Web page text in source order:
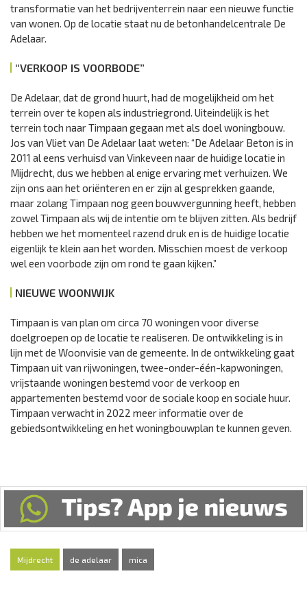
transformatie van het bedrijventerrein naar een nieuwe functie
van wonen. Op de locatie staat nu de betonhandelcentrale De
Adelaar.
“VERKOOP IS VOORBODE”
De Adelaar, dat de grond huurt, had de mogelijkheid om het
terrein over te kopen als industriegrond. Uiteindelijk is het
terrein toch naar Timpaan gegaan met als doel woningbouw.
Jos van Vliet van De Adelaar laat weten: “De Adelaar Beton is in
2011 al eens verhuisd van Vinkeveen naar de huidige locatie in
Mijdrecht, dus we hebben al enige ervaring met verhuizen. We
zijn ons aan het oriënteren en er zijn al gesprekken gaande,
maar zolang Timpaan nog geen bouwvergunning heeft, hebben
zowel Timpaan als wij de intentie om te blijven zitten. Als bedrijf
hebben we het momenteel razend druk en is de huidige locatie
eigenlijk te klein aan het worden. Misschien moest de verkoop
wel een voorbode zijn om rond te gaan kijken.”
NIEUWE WOONWIJK
Timpaan is van plan om circa 70 woningen voor diverse
doelgroepen op de locatie te realiseren. De ontwikkeling is in
lijn met de Woonvisie van de gemeente. In de ontwikkeling gaat
Timpaan uit van rijwoningen, twee-onder-één-kapwoningen,
vrijstaande woningen bestemd voor de verkoop en
appartementen bestemd voor de sociale koop en sociale huur.
Timpaan verwacht in 2022 meer informatie over de
gebiedsontwikkeling en het woningbouwplan te kunnen geven.
Mijdrecht de adelaar mica